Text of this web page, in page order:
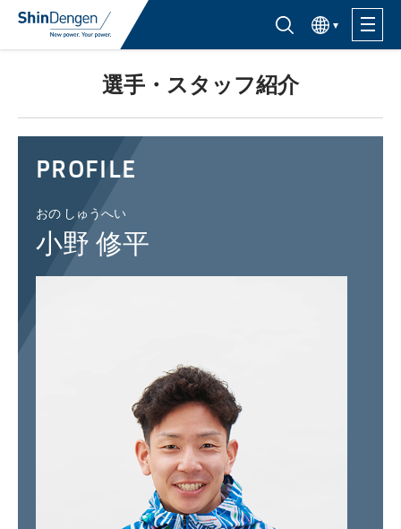
半導体製品検索はこちら
한국어
製品ラインナップ
活用分野
購入窓口
選手・スタッフ紹介
PROFILE
おの しゅうへい
小野 修平